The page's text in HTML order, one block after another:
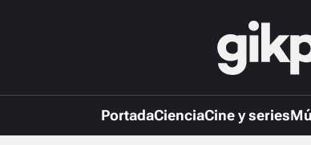
PortadaCienciaCine y series